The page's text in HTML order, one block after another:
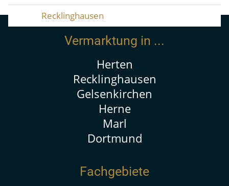
Recklinghausen
Vermarktung in ...
Herten
Recklinghausen
Gelsenkirchen
Herne
Marl
Dortmund
Fachgebiete